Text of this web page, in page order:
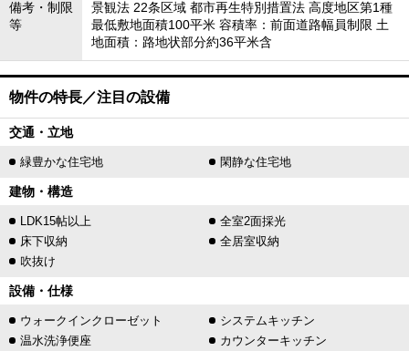
備考・制限
等
景観法 22条区域 都市再生特別措置法 高度地区第1種
最低敷地面積100平米 容積率：前面道路幅員制限 土
地面積：路地状部分約36平米含
物件の特長／注目の設備
交通・立地
緑豊かな住宅地 閑静な住宅地
建物・構造
LDK15帖以上
全室2面採光
床下収納
全居室収納
吹抜け
設備・仕様
ウォークインクローゼット
システムキッチン
温水洗浄便座
カウンターキッチン